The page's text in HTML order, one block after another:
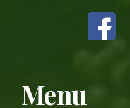
Menu